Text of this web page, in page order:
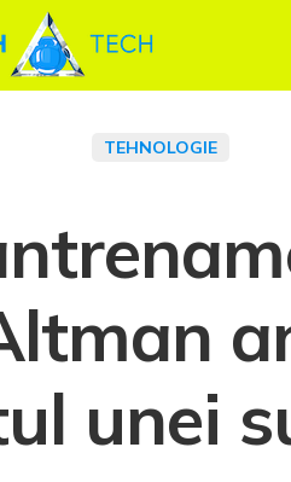
TEHNOLOGIE
unei